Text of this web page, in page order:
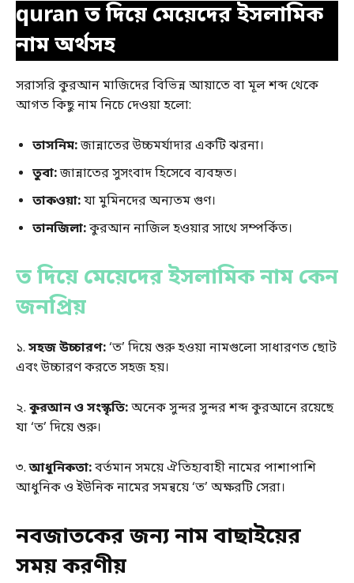
quran ত দিয়ে মেয়েদের ইসলামিক
নাম অর্থসহ
সরাসরি কুরআন মাজিদের বিভিন্ন আয়াতে বা মূল শব্দ থেকে
আগত কিছু নাম নিচে দেওয়া হলো:
তাসনিম:জান্নাতের উচ্চমর্যাদার একটি ঝরনা।
তুবা:জান্নাতের সুসংবাদ হিসেবে ব্যবহৃত।
তাকওয়া:যা মুমিনদের অন্যতম গুণ।
তানজিলা:কুরআন নাজিল হওয়ার সাথে সম্পর্কিত।
ত দিয়ে মেয়েদের ইসলামিক নাম কেন
জনপ্রিয়
১. সহজ উচ্চারণ:‘ত’ দিয়ে শুরু হওয়া নামগুলো সাধারণত ছোট
এবং উচ্চারণ করতে সহজ হয়।
২. কুরআন ও সংস্কৃতি:অনেক সুন্দর সুন্দর শব্দ কুরআনে রয়েছে
যা ‘ত’ দিয়ে শুরু।
৩.আধুনিকতা:বর্তমান সময়ে ঐতিহ্যবাহী নামের পাশাপাশি
আধুনিক ও ইউনিক নামের সমন্বয়ে ‘ত’ অক্ষরটি সেরা।
নবজাতকের জন্য নাম বাছাইয়ের
সময় করণীয়